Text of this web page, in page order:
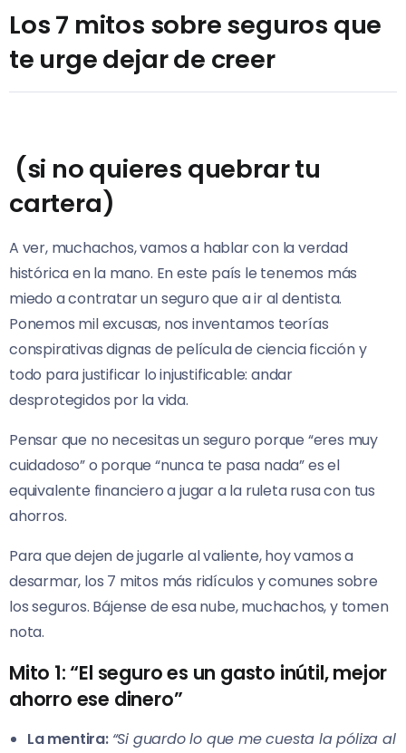
Los 7 mitos sobre seguros que
te urge dejar de creer
(si no quieres quebrar tu
cartera)
A ver, muchachos, vamos a hablar con la verdad
histórica en la mano. En este país le tenemos más
miedo a contratar un seguro que a ir al dentista.
Ponemos mil excusas, nos inventamos teorías
conspirativas dignas de película de ciencia ficción y
todo para justificar lo injustificable: andar
desprotegidos por la vida.
Pensar que no necesitas un seguro porque “eres muy
cuidadoso” o porque “nunca te pasa nada” es el
equivalente financiero a jugar a la ruleta rusa con tus
ahorros.
Para que dejen de jugarle al valiente, hoy vamos a
desarmar, los 7 mitos más ridículos y comunes sobre
los seguros. Bájense de esa nube, muchachos, y tomen
nota.
Mito 1: “El seguro es un gasto inútil, mejor
ahorro ese dinero”
La mentira: “Si guardo lo que me cuesta la póliza al